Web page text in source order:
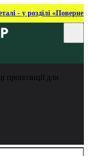
- у розділі
пропозиції для